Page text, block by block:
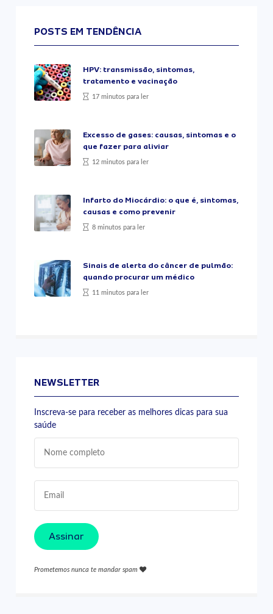
POSTS EM TENDÊNCIA
HPV: transmissão, sintomas,
tratamento e vacinação
17 minutos para ler
Excesso de gases: causas, sintomas e o
que fazer para aliviar
12 minutos para ler
Infarto do Miocárdio: o que é, sintomas,
causas e como prevenir
8 minutos para ler
Sinais de alerta do câncer de pulmão:
quando procurar um médico
11 minutos para ler
NEWSLETTER
Inscreva-se para receber as melhores dicas para sua
saúde
Assinar
Prometemos nunca te mandar spam